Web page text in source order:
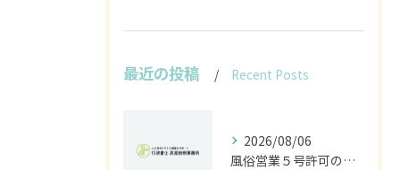
最近の投稿 Recent Posts
2026/08/06
風俗営業５号許可の申請手続きと現場で失敗しないための全書類＆費用ガイド